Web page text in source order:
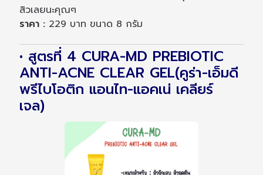
สิวเลยนะคุณๆ
ราคา : 229 บาท ขนาด 8 กรัม
• สูตรที่ 4 CURA-MD PREBIOTIC
ANTI-ACNE CLEAR GEL(คูร่า-เอ็มดี
พรีไบโอติก แอนไท-แอคเน่ เคลียร์
เจล)